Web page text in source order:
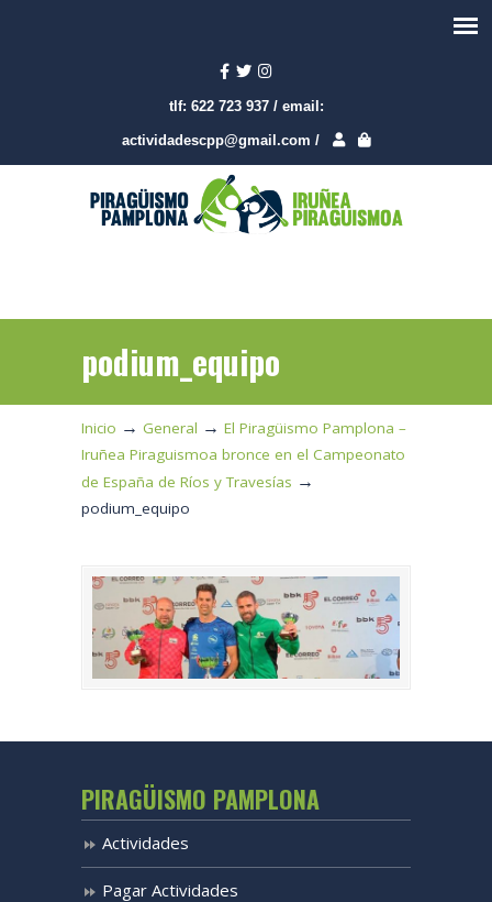
tlf: 622 723 937 / email:
actividadescpp@gmail.com /
podium_equipo
Inicio → General → El Piragüismo Pamplona –
Iruñea Piraguismoa bronce en el Campeonato
de España de Ríos y Travesías →
podium_equipo
PIRAGÜISMO PAMPLONA
Actividades
Pagar Actividades